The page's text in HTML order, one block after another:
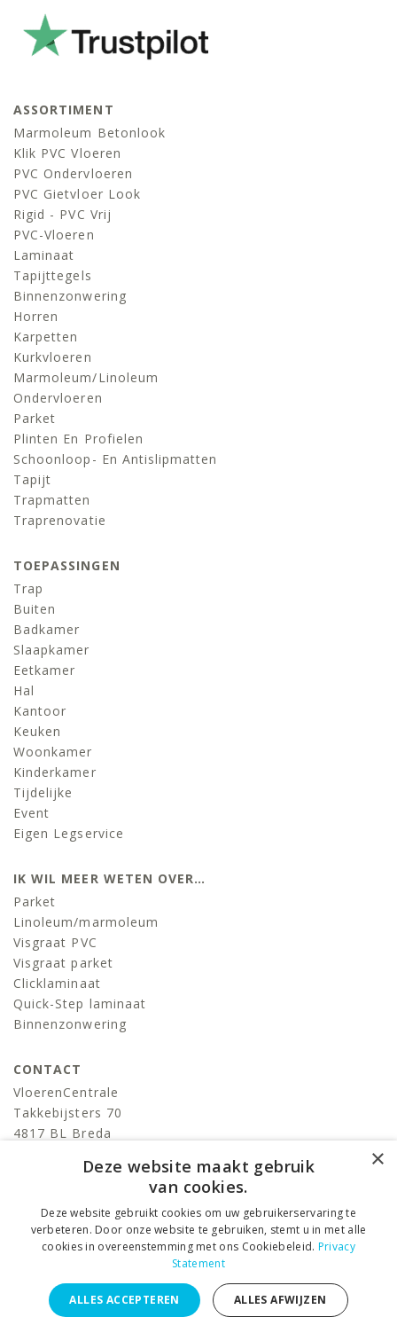
ASSORTIMENT
Marmoleum Betonlook
Klik PVC Vloeren
PVC Ondervloeren
PVC Gietvloer Look
Rigid - PVC Vrij
PVC-Vloeren
Laminaat
Tapijttegels
Binnenzonwering
Horren
Karpetten
Kurkvloeren
Marmoleum/linoleum
Ondervloeren
Parket
Plinten En Profielen
Schoonloop- En Antislipmatten
Tapijt
Trapmatten
Traprenovatie
TOEPASSINGEN
Trap
Buiten
Badkamer
Slaapkamer
Eetkamer
Hal
Kantoor
Keuken
Woonkamer
Kinderkamer
Tijdelijke
Event
Eigen Legservice
IK WIL MEER WETEN OVER…
Parket
Linoleum/marmoleum
Visgraat PVC
Visgraat parket
Clicklaminaat
Quick-Step laminaat
Binnenzonwering
CONTACT
VloerenCentrale
Takkebijsters 70
4817 BL Breda
info@devloerencentrale.nl
volg ons
VloerenCentrale © 2026 ALL RIGHTS RESERVED. –Privacy
Statement –Algemene voorwaarden
×
Deze website maakt gebruik
van cookies.
Deze website gebruikt cookies om uw gebruikerservaring te
verbeteren. Door onze website te gebruiken, stemt u in met alle
cookies in overeenstemming met ons Cookiebeleid. Privacy
Statement
ALLES ACCEPTEREN ALLES AFWIJZEN